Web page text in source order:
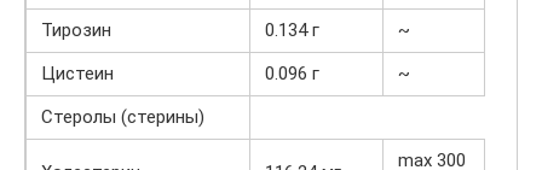
Тирозин
0.134 г
~
Цистеин
0.096 г
~
Стеролы (стерины)
max 300